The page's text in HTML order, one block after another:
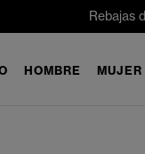
Rebajas
HOMBRE MUJER